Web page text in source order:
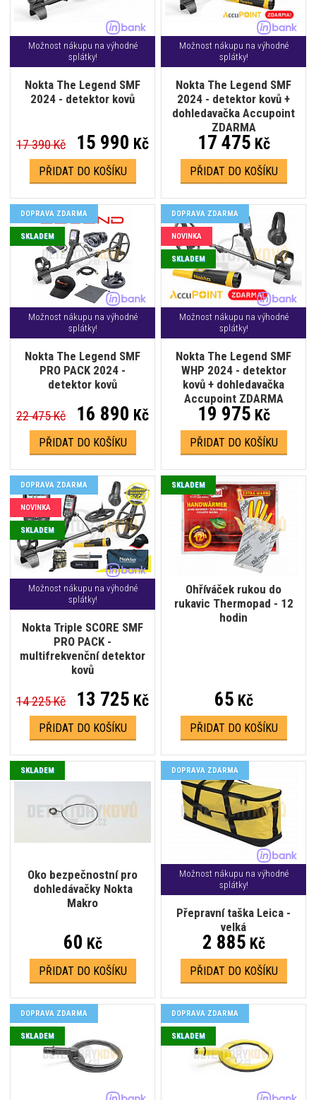
Možnost nákupu na výhodné
splátky!
Nokta The Legend SMF
2024 - detektor kovů
17 390 Kč 15 990 Kč
PŘIDAT DO KOŠÍKU
Možnost nákupu na výhodné
splátky!
Nokta The Legend SMF
2024 - detektor kovů +
dohledavačka Accupoint
ZDARMA
17 475 Kč
PŘIDAT DO KOŠÍKU
Možnost nákupu na výhodné
splátky!
Nokta The Legend SMF
PRO PACK 2024 -
detektor kovů
DOPRAVA ZDARMA
SKLADEM
22 475 Kč 16 890 Kč
PŘIDAT DO KOŠÍKU
Možnost nákupu na výhodné
splátky!
Nokta The Legend SMF
WHP 2024 - detektor
kovů + dohledavačka
Accupoint ZDARMA
DOPRAVA ZDARMA
NOVINKA
SKLADEM
19 975 Kč
PŘIDAT DO KOŠÍKU
Možnost nákupu na výhodné
splátky!
Nokta Triple SCORE SMF
PRO PACK -
multifrekvenční detektor
kovů
DOPRAVA ZDARMA
NOVINKA
SKLADEM
14 225 Kč 13 725 Kč
PŘIDAT DO KOŠÍKU
Ohříváček rukou do
rukavic Thermopad - 12
hodin
SKLADEM
65 Kč
PŘIDAT DO KOŠÍKU
Oko bezpečnostní pro
dohledávačky Nokta
Makro
SKLADEM
60 Kč
PŘIDAT DO KOŠÍKU
Možnost nákupu na výhodné
splátky!
Přepravní taška Leica -
velká
DOPRAVA ZDARMA
2 885 Kč
PŘIDAT DO KOŠÍKU
DOPRAVA ZDARMA
SKLADEM
DOPRAVA ZDARMA
SKLADEM